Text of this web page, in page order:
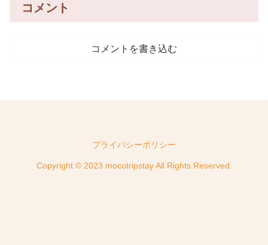
コメント
コメントを書き込む
プライバシーポリシー
Copyright © 2023 mocotripstay All Rights Reserved.